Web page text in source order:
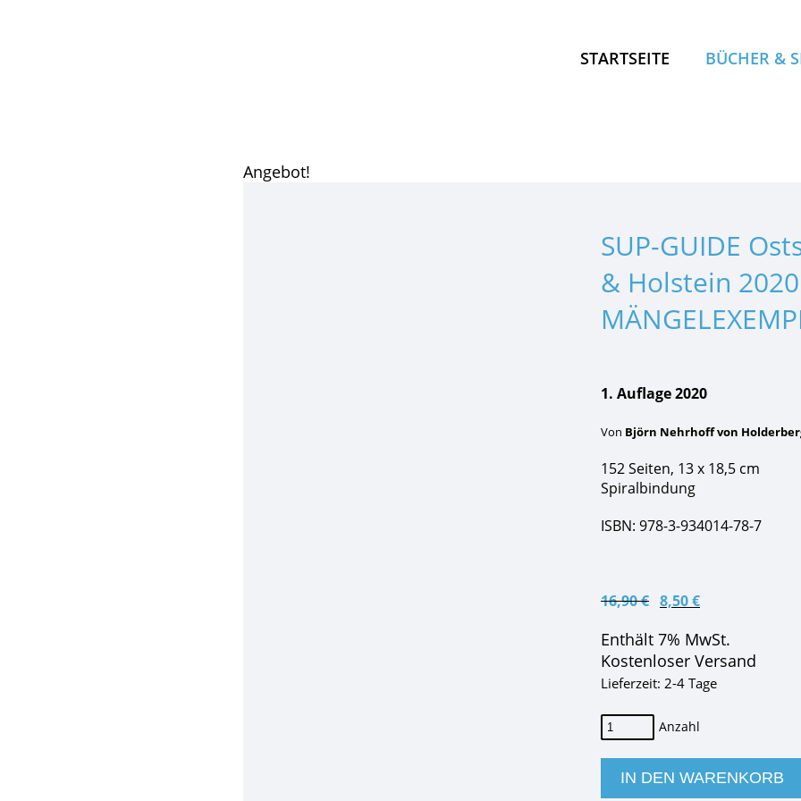
STARTSEITE BÜCHER &
OUTDOOR
KANU
Angebot!
SUP-GUIDE
& Holstein 2020
1. Auflage 2020
Von Björn Nehrhoff von
152 Seiten, 13 x 18,5 cm
Spiralbindung
ISBN: 978-3-934014-78-7
16,90€ Ursprünglicher
war:
16,90 €
8,50€
ist:
8,50 €.
Enthält 7% MwSt.
Kostenloser Versand
Lieferzeit: 2-4 Tage
SUP-
GUIDE
Ostseeküste
IN DEN WARENKORB